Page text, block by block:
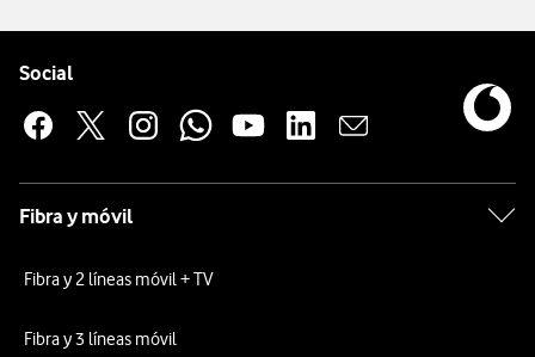
Social
Fibra y móvil
Fibra y 2 líneas móvil + TV
Fibra y 3 líneas móvil